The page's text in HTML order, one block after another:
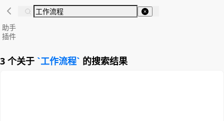
助手
插件
3 个关于 工作流程 的搜索结果